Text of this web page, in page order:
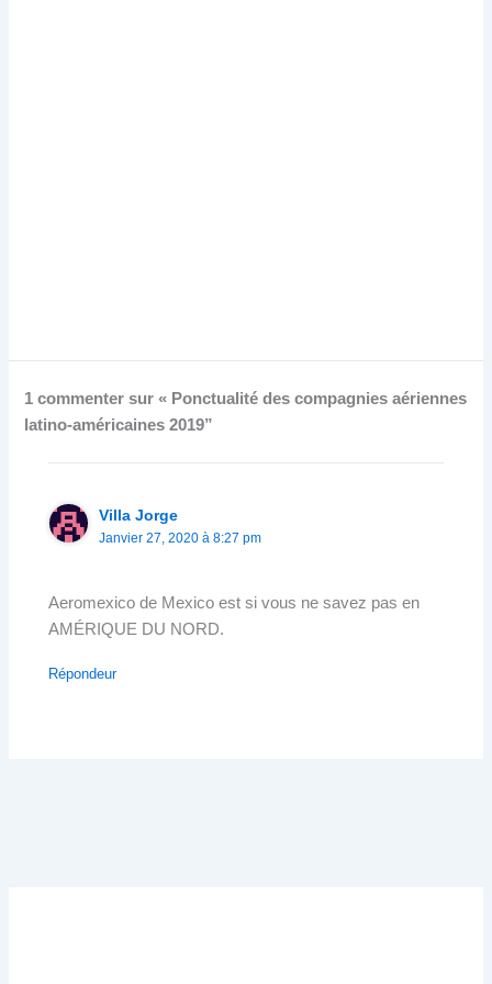
1 commenter sur « Ponctualité des compagnies aériennes
latino-américaines 2019”
Villa Jorge
Janvier 27, 2020 à 8:27 pm
Aeromexico de Mexico est si vous ne savez pas en
AMÉRIQUE DU NORD.
Répondeur